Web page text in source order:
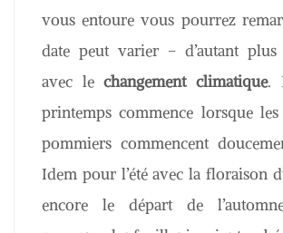
vous entoure vous pourrez
date peut varier – d’autant plus
avec lechangement climatique.
printemps commence lorsque
pommiers commencent
Idem pour l’été avec la floraison
encore le départ de